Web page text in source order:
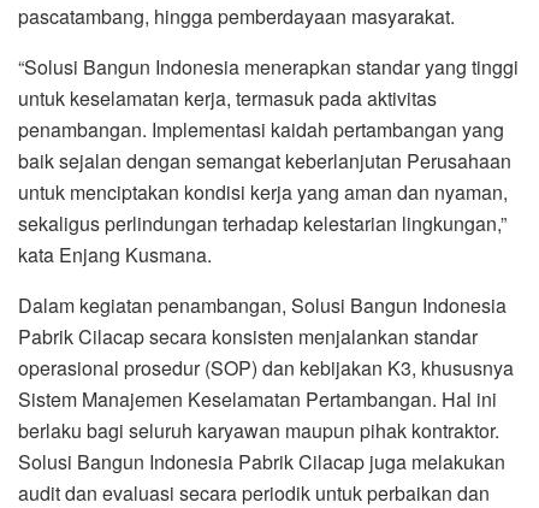
pascatambang, hingga pemberdayaan masyarakat.
“Solusi Bangun Indonesia menerapkan standar yang tinggi
untuk keselamatan kerja, termasuk pada aktivitas
penambangan. Implementasi kaidah pertambangan yang
baik sejalan dengan semangat keberlanjutan Perusahaan
untuk menciptakan kondisi kerja yang aman dan nyaman,
sekaligus perlindungan terhadap kelestarian lingkungan,”
kata Enjang Kusmana.
Dalam kegiatan penambangan, Solusi Bangun Indonesia
Pabrik Cilacap secara konsisten menjalankan standar
operasional prosedur (SOP) dan kebijakan K3, khususnya
Sistem Manajemen Keselamatan Pertambangan. Hal ini
berlaku bagi seluruh karyawan maupun pihak kontraktor.
Solusi Bangun Indonesia Pabrik Cilacap juga melakukan
audit dan evaluasi secara periodik untuk perbaikan dan